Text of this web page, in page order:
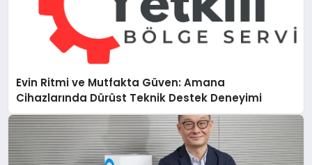
Evin Ritmi ve Mutfakta Güven: Amana
Cihazlarında Dürüst Teknik Destek Deneyimi